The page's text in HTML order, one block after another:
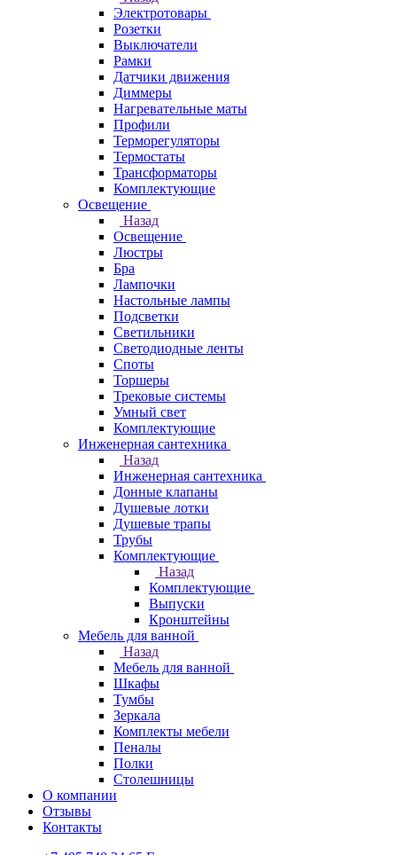
Электротовары
Розетки
Выключатели
Рамки
Датчики движения
Диммеры
Нагревательные маты
Профили
Терморегуляторы
Термостаты
Трансформаторы
Комплектующие
Освещение
Назад
Освещение
Люстры
Бра
Лампочки
Настольные лампы
Подсветки
Светильники
Светодиодные ленты
Споты
Торшеры
Трековые системы
Умный свет
Комплектующие
Инженерная сантехника
Назад
Инженерная сантехника
Донные клапаны
Душевые лотки
Душевые трапы
Трубы
Комплектующие
Назад
Комплектующие
Выпуски
Кронштейны
Мебель для ванной
Назад
Мебель для ванной
Шкафы
Тумбы
Зеркала
Комплекты мебели
Пеналы
Полки
Столешницы
О компании
Отзывы
Контакты